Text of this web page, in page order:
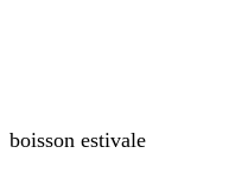
boisson estivale